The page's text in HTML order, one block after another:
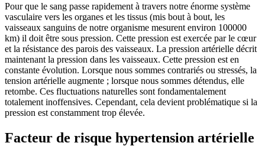
Pour que le sang passe rapidement à travers notre énorme système
vasculaire vers les organes et les tissus (mis bout à bout, les
vaisseaux sanguins de notre organisme mesurent environ 100000
km) il doit être sous pression. Cette pression est exercée par le cœur
et la résistance des parois des vaisseaux. La pression artérielle décrit
maintenant la pression dans les vaisseaux. Cette pression est en
constante évolution. Lorsque nous sommes contrariés ou stressés, la
tension artérielle augmente ; lorsque nous sommes détendus, elle
retombe. Ces fluctuations naturelles sont fondamentalement
totalement inoffensives. Cependant, cela devient problématique si la
pression est constamment trop élevée.
Facteur de risque hypertension artérielle